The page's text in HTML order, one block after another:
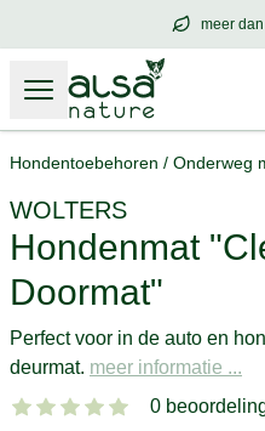
meer
Hondentoebehoren / Onderweg
WOLTERS
Hondenmat
Doormat"
Perfect voor in de auto en
deurmat. meer informatie ...
0